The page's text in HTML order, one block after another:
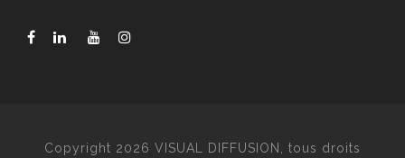
Copyright 2026 VISUAL DIFFUSION, tous droits